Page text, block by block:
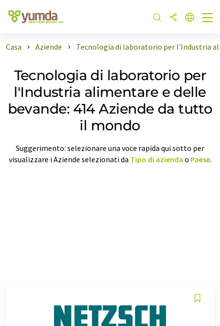
Casa Aziende Tecnologia di laboratorio per l'Industria
Tecnologia di laboratorio per
l'Industria alimentare e delle
bevande: 414 Aziende da tutto
il mondo
Suggerimento: selezionare una voce rapida qui sotto per
visualizzare i Aziende selezionati da Tipo di azienda o Paese.